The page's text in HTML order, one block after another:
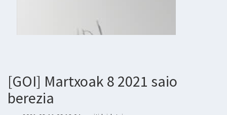
[GOI] Martxoak 8 2021 saio
berezia